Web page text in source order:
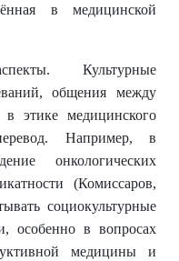
в медицинской
Культурные
общения между
этике медицинского
Например, в
онкологических
(Комиссаров,
социокультурные
особенно в вопросах
медицины и